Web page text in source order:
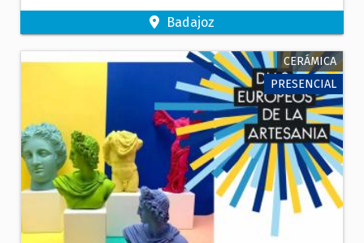
Badajoz
CERÁMICA
PRESENCIAL